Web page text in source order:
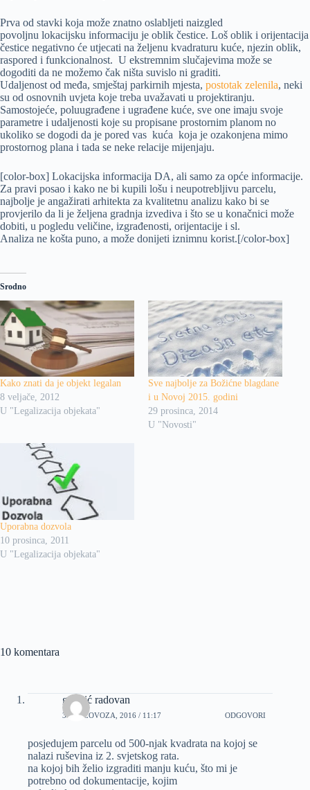
Prva od stavki koja može znatno oslabljeti naizgled
povoljnu lokacijsku informaciju je oblik čestice. Loš oblik i orijentacija
čestice negativno će utjecati na željenu kvadraturu kuće, njezin oblik,
raspored i funkcionalnost. U ekstremnim slučajevima može se
dogoditi da ne možemo čak ništa suvislo ni graditi.
Udaljenost od međa, smještaj parkirnih mjesta, postotak zelenila, neki
su od osnovnih uvjeta koje treba uvažavati u projektiranju.
Samostojeće, poluugrađene i ugrađene kuće, sve one imaju svoje
parametre i udaljenosti koje su propisane prostornim planom no
ukoliko se dogodi da je pored vas kuća koja je ozakonjena mimo
prostornog plana i tada se neke relacije mijenjaju.
[color-box] Lokacijska informacija DA, ali samo za opće informacije.
Za pravi posao i kako ne bi kupili lošu i neupotrebljivu parcelu,
najbolje je angažirati arhitekta za kvalitetnu analizu kako bi se
provjerilo da li je željena gradnja izvediva i što se u konačnici može
dobiti, u pogledu veličine, izgrađenosti, orijentacije i sl.
Analiza ne košta puno, a može donijeti iznimnu korist.[/color-box]
Srodno
Kako znati da je objekt legalan
8 veljače, 2012
U "Legalizacija objekata"
Sve najbolje za Božićne blagdane
i u Novoj 2015. godini
29 prosinca, 2014
U "Novosti"
Uporabna dozvola
10 prosinca, 2011
U "Legalizacija objekata"
10 komentara
gržinić radovan
30 KOLOVOZA, 2016 / 11:17 ODGOVORI
posjedujem parcelu od 500-njak kvadrata na kojoj se
nalazi ruševina iz 2. svjetskog rata.
na kojoj bih želio izgraditi manju kuću, što mi je
potrebno od dokumentacije, kojim